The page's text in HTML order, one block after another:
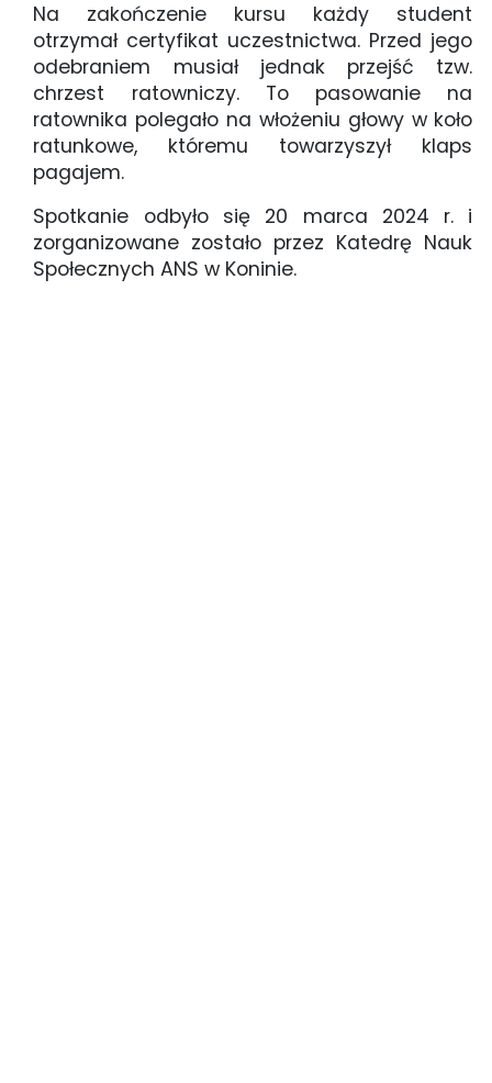
Na zakończenie kursu każdy student
otrzymał certyfikat uczestnictwa. Przed jego
odebraniem musiał jednak przejść tzw.
chrzest ratowniczy. To pasowanie na
ratownika polegało na włożeniu głowy w koło
ratunkowe, któremu towarzyszył klaps
pagajem.
Spotkanie odbyło się 20 marca 2024 r. i
zorganizowane zostało przez Katedrę Nauk
Społecznych ANS w Koninie.